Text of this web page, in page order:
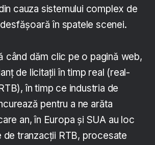
cauza sistemului complex de
în spatele scenei.
când dăm clic pe o pagină web,
de licitații în timp real (real-
în timp ce industria de
pentru a ne arăta
an, în Europa și SUA au loc
de tranzacții RTB, procesate